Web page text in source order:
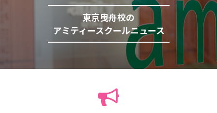
東京曳舟校の
アミティースクールニュース